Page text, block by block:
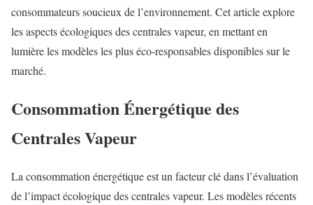
consommateurs soucieux de l’environnement. Cet article explore
les aspects écologiques des centrales vapeur, en mettant en
lumière les modèles les plus éco-responsables disponibles sur le
marché.
Consommation Énergétique des
Centrales Vapeur
La consommation énergétique est un facteur clé dans l’évaluation
de l’impact écologique des centrales vapeur. Les modèles récents